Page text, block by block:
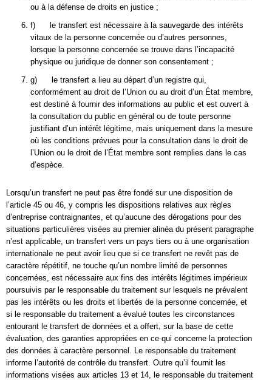
ou à la défense de droits en justice ;
f) le transfert est nécessaire à la sauvegarde des intérêts
vitaux de la personne concernée ou d’autres personnes,
lorsque la personne concernée se trouve dans l’incapacité
physique ou juridique de donner son consentement ;
g) le transfert a lieu au départ d’un registre qui,
conformément au droit de l’Union ou au droit d’un État membre,
est destiné à fournir des informations au public et est ouvert à
la consultation du public en général ou de toute personne
justifiant d’un intérêt légitime, mais uniquement dans la mesure
où les conditions prévues pour la consultation dans le droit de
l’Union ou le droit de l’État membre sont remplies dans le cas
d’espèce.
Lorsqu’un transfert ne peut pas être fondé sur une disposition de
l’article 45 ou 46, y compris les dispositions relatives aux règles
d’entreprise contraignantes, et qu’aucune des dérogations pour des
situations particulières visées au premier alinéa du présent paragraphe
n’est applicable, un transfert vers un pays tiers ou à une organisation
internationale ne peut avoir lieu que si ce transfert ne revêt pas de
caractère répétitif, ne touche qu’un nombre limité de personnes
concernées, est nécessaire aux fins des intérêts légitimes impérieux
poursuivis par le responsable du traitement sur lesquels ne prévalent
pas les intérêts ou les droits et libertés de la personne concernée, et
si le responsable du traitement a évalué toutes les circonstances
entourant le transfert de données et a offert, sur la base de cette
évaluation, des garanties appropriées en ce qui concerne la protection
des données à caractère personnel. Le responsable du traitement
informe l’autorité de contrôle du transfert. Outre qu’il fournit les
informations visées aux articles 13 et 14, le responsable du traitement